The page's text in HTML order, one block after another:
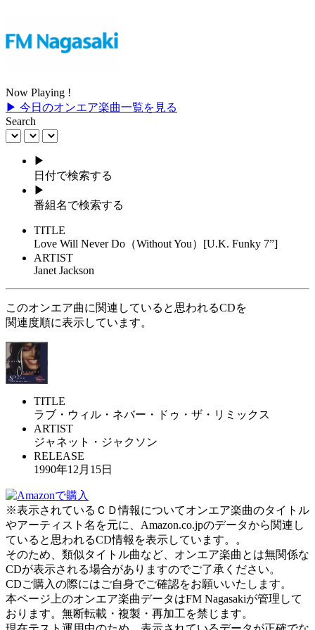
Now Playing !
▶ 今日のオンエア楽曲一覧を見る
Search
▶
日付で検索する
▶
番組名で検索する
TITLE
Love Will Never Do（Without You）[U.K. Funky 7”]
ARTIST
Janet Jackson
このオンエア曲に関連していると思われるCDを
関連度順に表示しています。
TITLE
ラブ・ウィル・ネバー・ドゥ・ザ・リミックス
ARTIST
ジャネット・ジャクソン
RELEASE
1990年12月15日
※表示されているＣＤ情報についてオンエア楽曲のタイトル
やアーティスト名を元に、Amazon.co.jpのデータから関連し
ていると思われるCD情報を表示しています。。
そのため、類似タイトル曲など、オンエア楽曲とは無関係な
CDが表示される場合がありますのでご了承ください。
CDご購入の際にはご自身でご確認をお願いいたします。
本ページ上のオンエア楽曲データはFM Nagasakiが管理して
おります。無断転載・複製・再加工を禁じます。